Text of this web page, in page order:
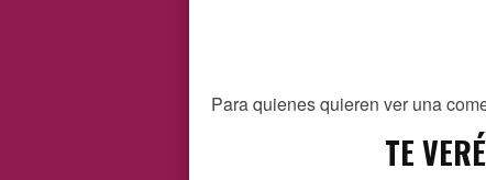
Para quienes quieren ver una
TE